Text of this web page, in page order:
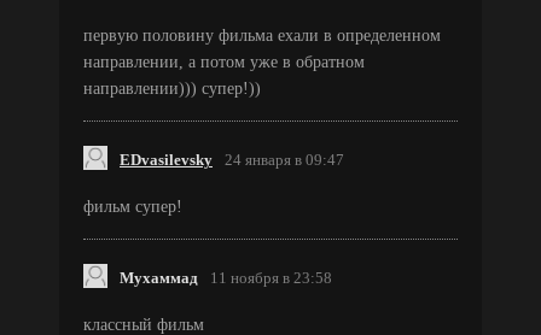
первую половину фильма ехали в определенном
направлении, а потом уже в обратном
направлении))) супер!))
EDvasilevsky 24 января в 09:47
фильм супер!
Мухаммад 11 ноября в 23:58
классный фильм